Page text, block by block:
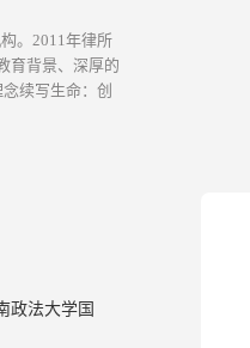
。2011年律所
育背景、深厚的
续写生命：创
政法大学国